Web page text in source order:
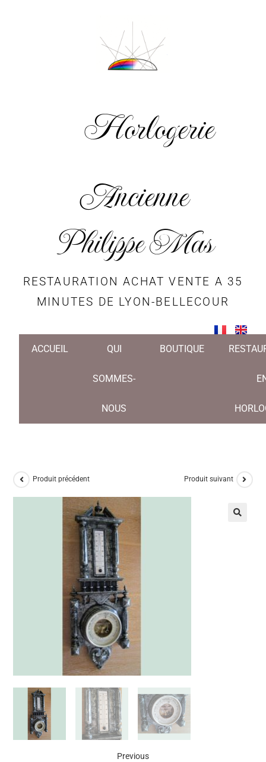
Horlogerie
Ancienne
Philippe Mas
RESTAURATION ACHAT VENTE A 35
MINUTES DE LYON-BELLECOUR
ACCUEIL QUI
SOMMES-
NOUS
BOUTIQUE
Produit précédent Produit suivant
Previous